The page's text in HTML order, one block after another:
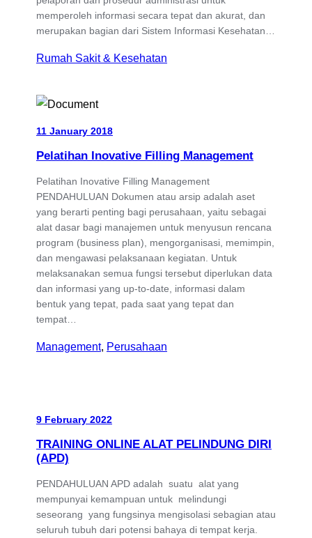
memperoleh informasi secara tepat dan akurat, dan
merupakan bagian dari Sistem Informasi Kesehatan…
Rumah Sakit & Kesehatan
11 January 2018
Pelatihan Inovative Filling Management
Pelatihan Inovative Filling Management
PENDAHULUAN Dokumen atau arsip adalah aset
yang berarti penting bagi perusahaan, yaitu sebagai
alat dasar bagi manajemen untuk menyusun rencana
program (business plan), mengorganisasi, memimpin,
dan mengawasi pelaksanaan kegiatan. Untuk
melaksanakan semua fungsi tersebut diperlukan data
dan informasi yang up-to-date, informasi dalam
bentuk yang tepat, pada saat yang tepat dan
tempat…
Management, Perusahaan
9 February 2022
TRAINING ONLINE ALAT PELINDUNG DIRI
(APD)
PENDAHULUAN APD adalah suatu alat yang
mempunyai kemampuan untuk melindungi
seseorang yang fungsinya mengisolasi sebagian atau
seluruh tubuh dari potensi bahaya di tempat kerja.